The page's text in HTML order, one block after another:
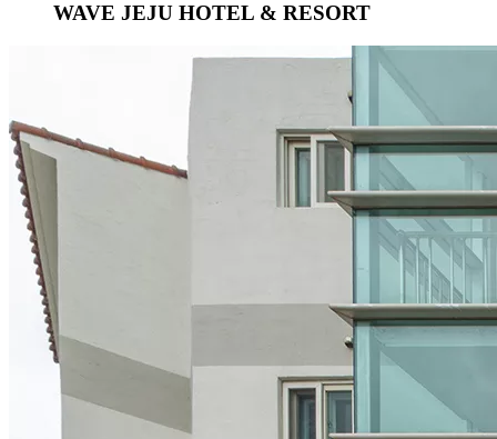
WAVE JEJU HOTEL & RESORT